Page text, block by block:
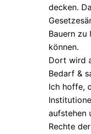
decken.
Bauern
können.
Dort wird
Bedarf &
Ich hoffe,
aufstehen
Rechte